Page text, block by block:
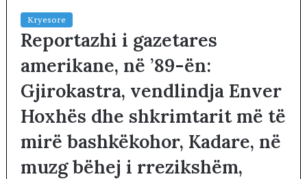
Kryesore
Reportazhi i gazetares
amerikane, në ’89-ën:
Gjirokastra, vendlindja Enver
Hoxhës dhe shkrimtarit më të
mirë bashkëkohor, Kadare, në
muzg bëhej i rrezikshëm,